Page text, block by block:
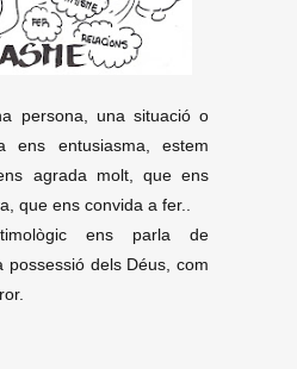
persona, una situació o
ens entusiasma, estem
agrada molt, que ens
que ens convida a fer..
ens parla de
possessió dels Déus, com